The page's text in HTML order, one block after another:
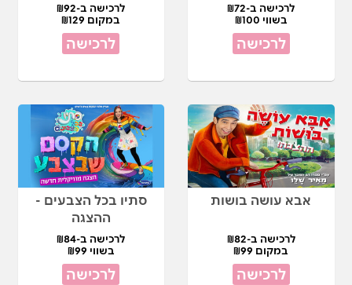
לרכישה ב-₪72
בשווי ₪100
לרכישה
לרכישה ב-₪92
במקום ₪129
לרכישה
אבא עושה בושות
לרכישה ב-₪82
במקום ₪99
לרכישה
סתיו בכל הצבעים -
ההצגה
לרכישה ב-₪84
בשווי ₪99
לרכישה